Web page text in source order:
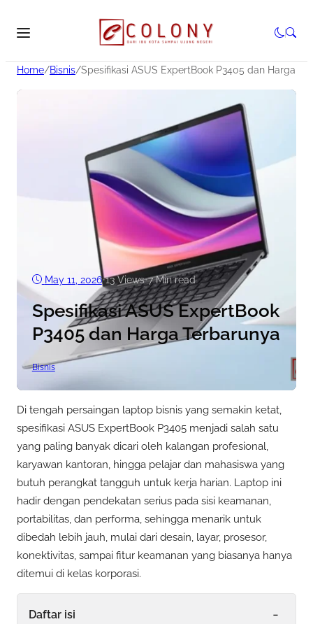
Home/Bisnis/Spesifikasi ASUS ExpertBook P3405 dan Harga
May 11, 2026•13Views•7 Min read
Spesifikasi ASUS ExpertBook
P3405 dan Harga Terbarunya
Bisnis
Di tengah persaingan laptop bisnis yang semakin ketat,
spesifikasi ASUS ExpertBook P3405 menjadi salah satu
yang paling banyak dicari oleh kalangan profesional,
karyawan kantoran, hingga pelajar dan mahasiswa yang
butuh perangkat tangguh untuk kerja harian. Laptop ini
hadir dengan pendekatan serius pada sisi keamanan,
portabilitas, dan performa, sehingga menarik untuk
dibedah lebih jauh, mulai dari desain, layar, prosesor,
konektivitas, sampai fitur keamanan yang biasanya hanya
ditemui di kelas korporasi.
Daftar isi -